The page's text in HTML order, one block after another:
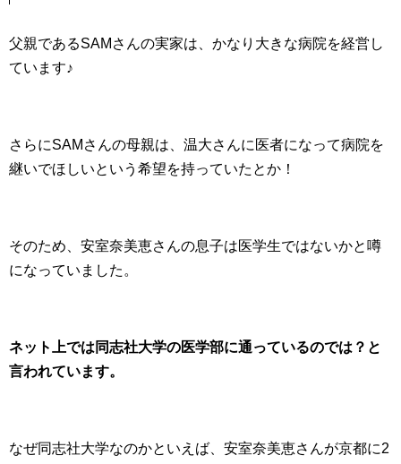
父親であるSAMさんの実家は、かなり大きな病院を経営し
ています♪
さらにSAMさんの母親は、温大さんに医者になって病院を
継いでほしいという希望を持っていたとか！
そのため、安室奈美恵さんの息子は医学生ではないかと噂
になっていました。
ネット上では同志社大学の医学部に通っているのでは？と
言われています。
なぜ同志社大学なのかといえば、安室奈美恵さんが京都に2